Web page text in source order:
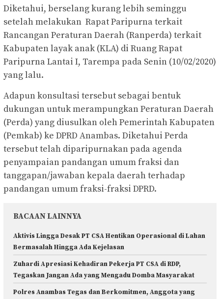
Diketahui, berselang kurang lebih seminggu
setelah melakukan Rapat Paripurna terkait
Rancangan Peraturan Daerah (Ranperda) terkait
Kabupaten layak anak (KLA) di Ruang Rapat
Paripurna Lantai I, Tarempa pada Senin (10/02/2020)
yang lalu.
Adapun konsultasi tersebut sebagai bentuk
dukungan untuk merampungkan Peraturan Daerah
(Perda) yang diusulkan oleh Pemerintah Kabupaten
(Pemkab) ke DPRD Anambas. Diketahui Perda
tersebut telah diparipurnakan pada agenda
penyampaian pandangan umum fraksi dan
tanggapan/jawaban kepala daerah terhadap
pandangan umum fraksi-fraksi DPRD.
BACAAN LAINNYA
Aktivis Lingga Desak PT CSA Hentikan Operasional di Lahan
Bermasalah Hingga Ada Kejelasan
Zuhardi Apresiasi Kehadiran Pekerja PT CSA di RDP,
Tegaskan Jangan Ada yang Mengadu Domba Masyarakat
Polres Anambas Tegas dan Berkomitmen, Anggota yang